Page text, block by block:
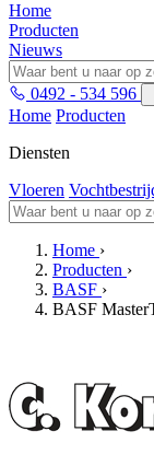
Home
Producten
Nieuws
0492 - 534 596
Home Producten
Diensten
Vloeren
Home ›
Producten ›
BASF ›
BASF